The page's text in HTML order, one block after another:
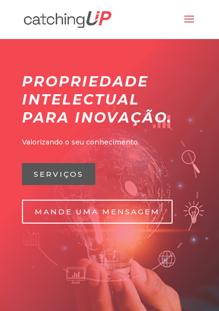
PROPRIEDADE
INTELECTUAL
PARA INOVAÇÃO.
Valorizando o seu conhecimento.
SERVIÇOS
MANDE UMA MENSAGEM